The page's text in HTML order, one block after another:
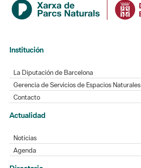
Institución
La Diputación de Barcelona
Gerencia de Servicios de Espacios Naturales
Contacto
Actualidad
Noticias
Agenda